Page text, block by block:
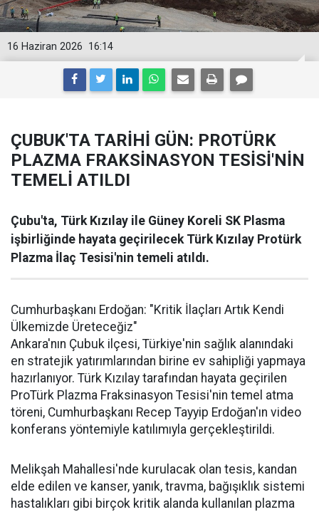
16:14
16 Haziran 2026
ÇUBUK'TA TARİHİ GÜN: PROTÜRK
PLAZMA FRAKSİNASYON TESİSİ'NİN
TEMELİ ATILDI
Çubu'ta, Türk Kızılay ile Güney Koreli SK Plasma
işbirliğinde hayata geçirilecek Türk Kızılay Protürk
Plazma İlaç Tesisi'nin temeli atıldı.
Cumhurbaşkanı Erdoğan: "Kritik İlaçları Artık Kendi
Ülkemizde Üreteceğiz"
Ankara'nın Çubuk ilçesi, Türkiye'nin sağlık alanındaki
en stratejik yatırımlarından birine ev sahipliği yapmaya
hazırlanıyor. Türk Kızılay tarafından hayata geçirilen
ProTürk Plazma Fraksinasyon Tesisi'nin temel atma
töreni, Cumhurbaşkanı Recep Tayyip Erdoğan'ın video
konferans yöntemiyle katılımıyla gerçekleştirildi.
Melikşah Mahallesi'nde kurulacak olan tesis, kandan
elde edilen ve kanser, yanık, travma, bağışıklık sistemi
hastalıkları gibi birçok kritik alanda kullanılan plazma